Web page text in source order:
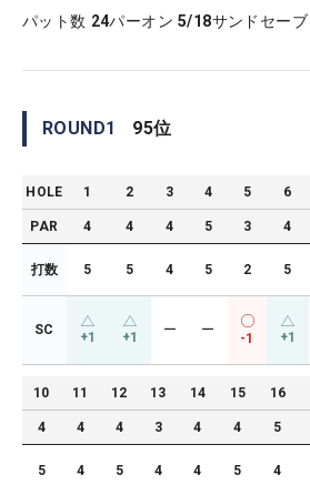
パット数 24パーオン 5/18サンドセーブ
ROUND1 95位
HOLE 1 2 3 4 5 6
PAR 4 4 4 5 3 4
打数 5 5 4 5 2 5
SC +1 +1 ー ー
-1 +1
10 11 12 13 14 15 16
4 4 4 3 4 4 5
5 4 5 4 4 5 4